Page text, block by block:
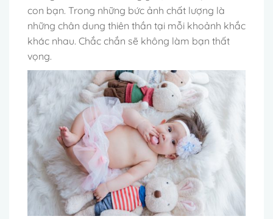
con bạn. Trong những bức ảnh chất lượng là
những chân dung thiên thần tại mỗi khoảnh khắc
khác nhau. Chắc chắn sẽ không làm bạn thất
vọng.